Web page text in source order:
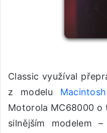
Classic využíval
z modelu
Motorola MC68000 o
silnějším modelem